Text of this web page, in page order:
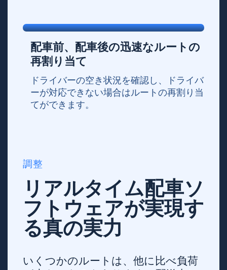
配車前、配車後の迅速なルートの
再割り当て
ドライバーの空き状況を確認し、ドライバ
ーが対応できない場合はルートの再割り当
てができます。
調整
リアルタイム配車ソ
フトウェアが実現す
る真の実力
いくつかのルートは、他に比べ負荷